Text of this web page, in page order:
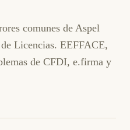
comunes de Aspel
Licencias. EEFFACE,
de CFDI, e.firma y